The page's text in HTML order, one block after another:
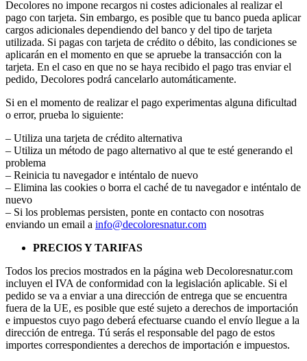
Decolores no impone recargos ni costes adicionales al realizar el
pago con tarjeta. Sin embargo, es posible que tu banco pueda aplicar
cargos adicionales dependiendo del banco y del tipo de tarjeta
utilizada. Si pagas con tarjeta de crédito o débito, las condiciones se
aplicarán en el momento en que se apruebe la transacción con la
tarjeta. En el caso en que no se haya recibido el pago tras enviar el
pedido, Decolores podrá cancelarlo automáticamente.
Si en el momento de realizar el pago experimentas alguna dificultad
o error, prueba lo siguiente:
– Utiliza una tarjeta de crédito alternativa
– Utiliza un método de pago alternativo al que te esté generando el
problema
– Reinicia tu navegador e inténtalo de nuevo
– Elimina las cookies o borra el caché de tu navegador e inténtalo de
nuevo
– Si los problemas persisten, ponte en contacto con nosotras
enviando un email a info@decoloresnatur.com
PRECIOS Y TARIFAS
Todos los precios mostrados en la página web Decoloresnatur.com
incluyen el IVA de conformidad con la legislación aplicable. Si el
pedido se va a enviar a una dirección de entrega que se encuentra
fuera de la UE, es posible que esté sujeto a derechos de importación
e impuestos cuyo pago deberá efectuarse cuando el envío llegue a la
dirección de entrega. Tú serás el responsable del pago de estos
importes correspondientes a derechos de importación e impuestos.